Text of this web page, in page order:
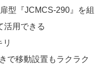
型『JCMCS-290』を組
活用できる
で移動設置もラクラク